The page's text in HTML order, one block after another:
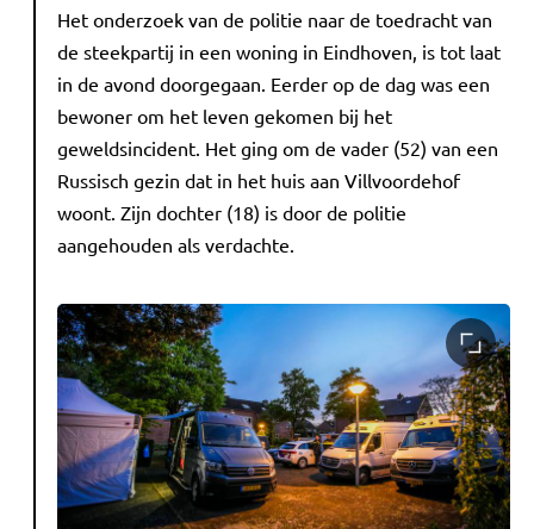
Het onderzoek van de politie naar de toedracht van
de steekpartij in een woning in Eindhoven, is tot laat
in de avond doorgegaan. Eerder op de dag was een
bewoner om het leven gekomen bij het
geweldsincident. Het ging om de vader (52) van een
Russisch gezin dat in het huis aan Villvoordehof
woont. Zijn dochter (18) is door de politie
aangehouden als verdachte.